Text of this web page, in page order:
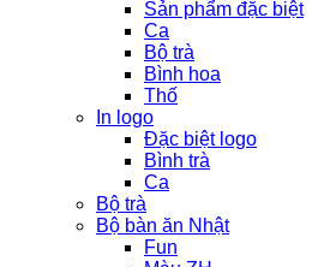
Sản phẩm đặc biệt
Ca
Bộ trà
Bình hoa
Thố
In logo
Đặc biệt logo
Bình trà
Ca
Bộ trà
Bộ bàn ăn Nhật
Fun